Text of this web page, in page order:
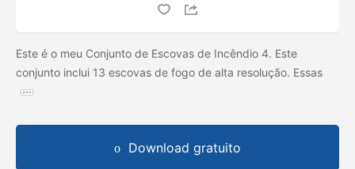
Este é o meu Conjunto de Escovas de Incêndio 4. Este
conjunto inclui 13 escovas de fogo de alta resolução. Essas
Download gratuito